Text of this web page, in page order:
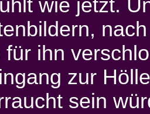
wie jetzt.
für ihn
zur
sein